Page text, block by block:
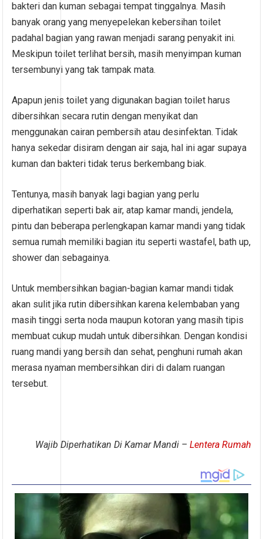
bakteri dan kuman sebagai tempat tinggalnya. Masih
banyak orang yang menyepelekan kebersihan toilet
padahal bagian yang rawan menjadi sarang penyakit ini.
Meskipun toilet terlihat bersih, masih menyimpan kuman
tersembunyi yang tak tampak mata.
Apapun jenis toilet yang digunakan bagian toilet harus
dibersihkan secara rutin dengan menyikat dan
menggunakan cairan pembersih atau desinfektan. Tidak
hanya sekedar disiram dengan air saja, hal ini agar supaya
kuman dan bakteri tidak terus berkembang biak.
Tentunya, masih banyak lagi bagian yang perlu
diperhatikan seperti bak air, atap kamar mandi, jendela,
pintu dan beberapa perlengkapan kamar mandi yang tidak
semua rumah memiliki bagian itu seperti wastafel, bath up,
shower dan sebagainya.
Untuk membersihkan bagian-bagian kamar mandi tidak
akan sulit jika rutin dibersihkan karena kelembaban yang
masih tinggi serta noda maupun kotoran yang masih tipis
membuat cukup mudah untuk dibersihkan. Dengan kondisi
ruang mandi yang bersih dan sehat, penghuni rumah akan
merasa nyaman membersihkan diri di dalam ruangan
tersebut.
Wajib Diperhatikan Di Kamar Mandi – Lentera Rumah